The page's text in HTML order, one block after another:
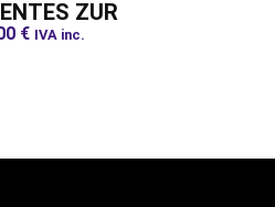
ZUR
€ IVA inc.